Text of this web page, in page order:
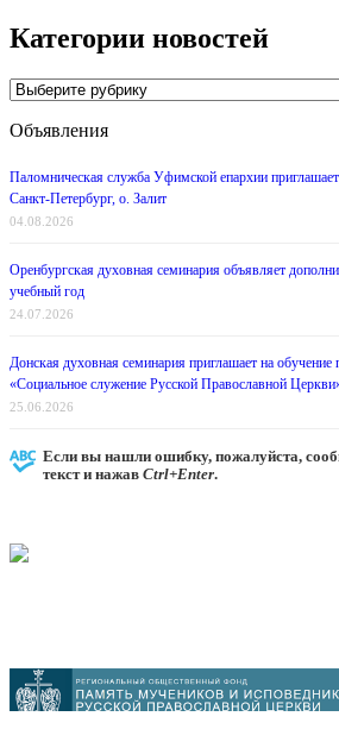
Категории новостей
Категории
Объявления
Паломническая служба Уфимской епархии
Санкт-Петербург, о. Залит
04.08.2026
Оренбургская духовная семинария объявляет
учебный год
24.07.2026
Донская духовная семинария приглашает на обучение
«Социальное служение Русской Православной
25.06.2026
Если вы нашли ошибку, пожалуйста,
текст и нажав Ctrl+Enter.